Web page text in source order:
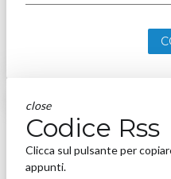
close
Codice Rss
Clicca sul pulsante per
appunti.